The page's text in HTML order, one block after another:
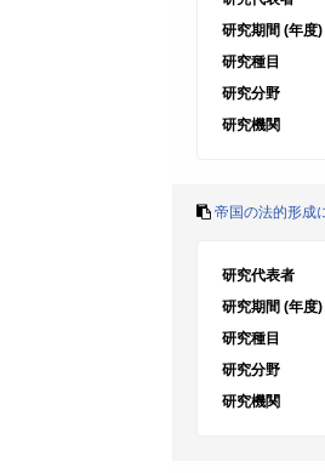
研究期間 (年度)
研究種目
研究分野
研究機関
帝国の法的形成
研究代表者
研究期間 (年度)
研究種目
研究分野
研究機関